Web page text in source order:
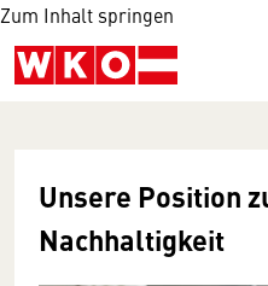
Zum Inhalt springen
Unsere Position
Nachhaltigkeit